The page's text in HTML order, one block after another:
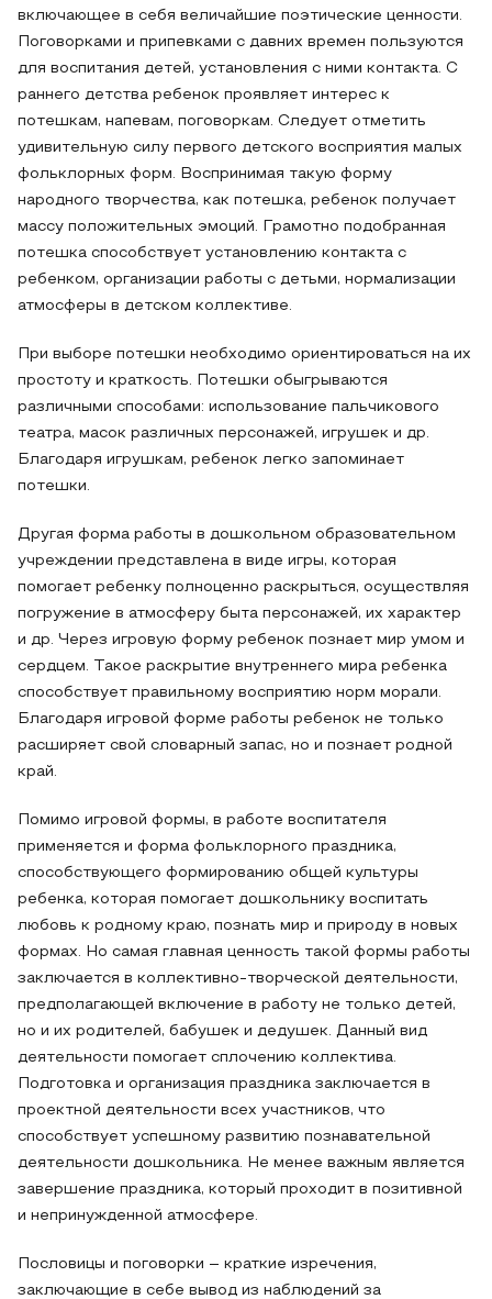
включающее в себя величайшие поэтические ценности.
Поговорками и припевками с давних времен пользуются
для воспитания детей, установления с ними контакта. С
раннего детства ребенок проявляет интерес к
потешкам, напевам, поговоркам. Следует отметить
удивительную силу первого детского восприятия малых
фольклорных форм. Воспринимая такую форму
народного творчества, как потешка, ребенок получает
массу положительных эмоций. Грамотно подобранная
потешка способствует установлению контакта с
ребенком, организации работы с детьми, нормализации
атмосферы в детском коллективе.
При выборе потешки необходимо ориентироваться на их
простоту и краткость. Потешки обыгрываются
различными способами: использование пальчикового
театра, масок различных персонажей, игрушек и др.
Благодаря игрушкам, ребенок легко запоминает
потешки.
Другая форма работы в дошкольном образовательном
учреждении представлена в виде игры, которая
помогает ребенку полноценно раскрыться, осуществляя
погружение в атмосферу быта персонажей, их характер
и др. Через игровую форму ребенок познает мир умом и
сердцем. Такое раскрытие внутреннего мира ребенка
способствует правильному восприятию норм морали.
Благодаря игровой форме работы ребенок не только
расширяет свой словарный запас, но и познает родной
край.
Помимо игровой формы, в работе воспитателя
применяется и форма фольклорного праздника,
способствующего формированию общей культуры
ребенка, которая помогает дошкольнику воспитать
любовь к родному краю, познать мир и природу в новых
формах. Но самая главная ценность такой формы работы
заключается в коллективно-творческой деятельности,
предполагающей включение в работу не только детей,
но и их родителей, бабушек и дедушек. Данный вид
деятельности помогает сплочению коллектива.
Подготовка и организация праздника заключается в
проектной деятельности всех участников, что
способствует успешному развитию познавательной
деятельности дошкольника. Не менее важным является
завершение праздника, который проходит в позитивной
и непринужденной атмосфере.
Пословицы и поговорки – краткие изречения,
заключающие в себе вывод из наблюдений за